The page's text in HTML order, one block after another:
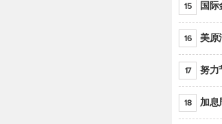
15 国际
16 美原
17 努力节
18 加息周